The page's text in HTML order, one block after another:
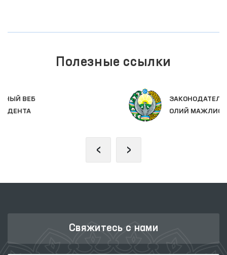
Полезные ссылки
ЗАКОНОДАТЕЛЬНАЯ ПАЛАТА
ОЛИЙ МАЖЛИСА
‹ ›
Свяжитесь с нами